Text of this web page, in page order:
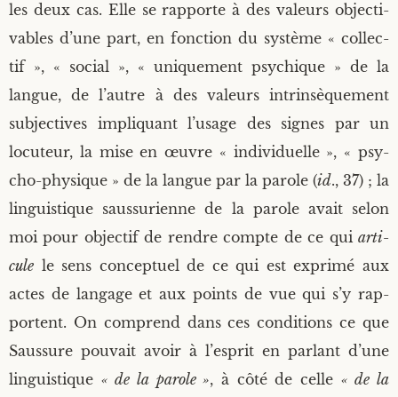
les deux cas. Elle se rap­porte à des valeurs objec­ti­
vables d’une part, en fonc­tion du sys­tème « col­lec­
tif », « social », « uni­que­ment psy­chique » de la
langue, de l’autre à des valeurs intrin­sè­que­ment
sub­jec­tives impli­quant l’usage des signes par un
locu­teur, la mise en œuvre « indi­vi­duelle », « psy­
cho-phy­sique » de la langue par la parole (id., 37) ; la
lin­guis­tique saus­su­rienne de la parole avait selon
moi pour objec­tif de rendre compte de ce qui arti­
cule le sens concep­tuel de ce qui est expri­mé aux
actes de lan­gage et aux points de vue qui s’y rap­
portent. On com­prend dans ces condi­tions ce que
Saus­sure pou­vait avoir à l’esprit en par­lant d’une
lin­guis­tique « de la parole », à côté de celle « de la